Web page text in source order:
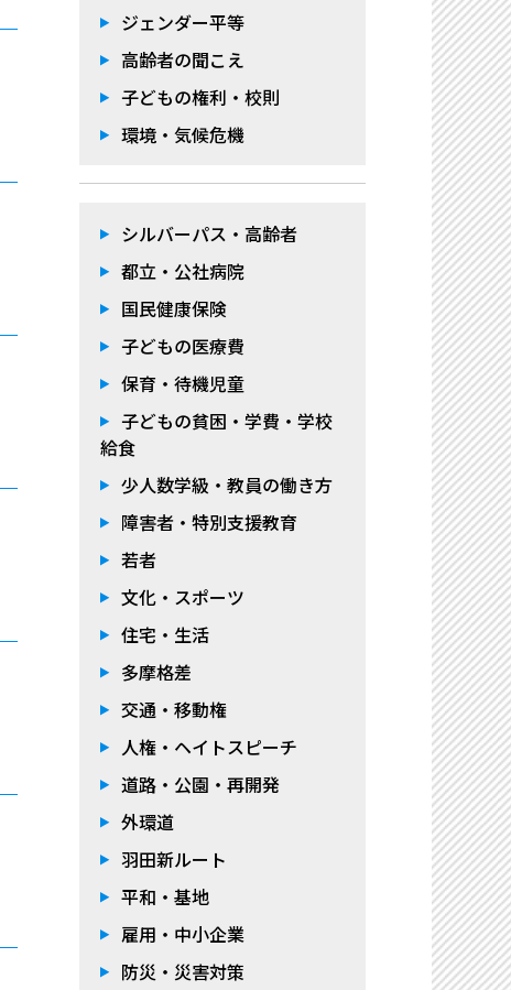
ジェンダー平等
高齢者の聞こえ
子どもの権利・校則
環境・気候危機
シルバーパス・高齢者
都立・公社病院
国民健康保険
子どもの医療費
保育・待機児童
子どもの貧困・学費・学校
給食
少人数学級・教員の働き方
障害者・特別支援教育
若者
文化・スポーツ
住宅・生活
多摩格差
交通・移動権
人権・ヘイトスピーチ
道路・公園・再開発
外環道
羽田新ルート
平和・基地
雇用・中小企業
防災・災害対策